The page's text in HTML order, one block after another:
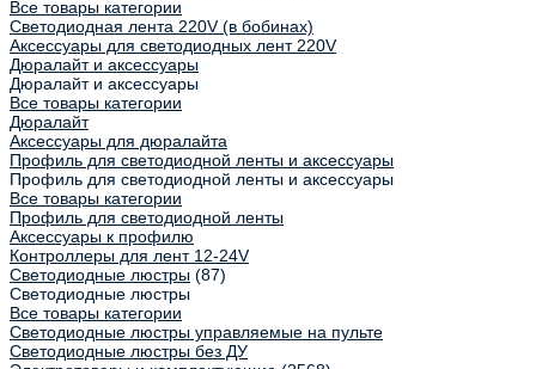
Все товары категории
Светодиодная лента 220V (в бобинах)
Аксессуары для светодиодных лент 220V
Дюралайт и аксессуары
Дюралайт и аксессуары
Все товары категории
Дюралайт
Аксессуары для дюралайта
Профиль для светодиодной ленты и аксессуары
Профиль для светодиодной ленты и аксессуары
Все товары категории
Профиль для светодиодной ленты
Аксессуары к профилю
Контроллеры для лент 12-24V
Светодиодные люстры (87)
Светодиодные люстры
Все товары категории
Светодиодные люстры управляемые на пульте
Светодиодные люстры без ДУ